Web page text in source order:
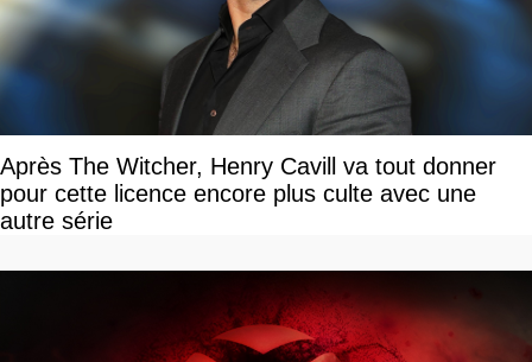
Après The Witcher, Henry Cavill va tout donner
pour cette licence encore plus culte avec une
autre série